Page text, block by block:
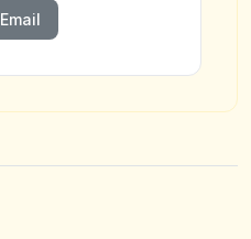
Email